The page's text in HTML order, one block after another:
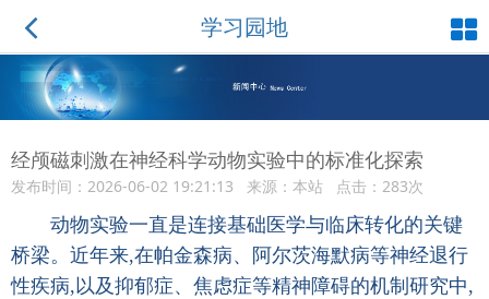
学习园地
经颅磁刺激在神经科学动物实验中的标准化探索
发布时间：2026-06-02 19:21:13 来源：本站 点击：283次
动物实验一直是连接基础医学与临床转化的关键
桥梁。近年来,在帕金森病、阿尔茨海默病等神经退行
性疾病,以及抑郁症、焦虑症等精神障碍的机制研究中,